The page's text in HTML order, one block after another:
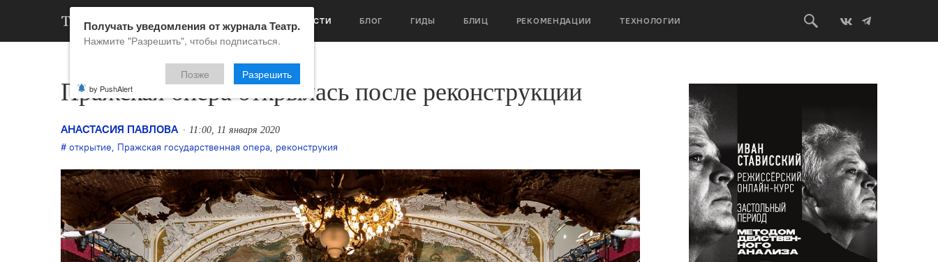
НОВОСТИ БЛОГ ГИДЫ БЛИЦ РЕКОМЕНДАЦИИ ТЕХНОЛОГИИ
Пражская опера открылась после реконструкции
АНАСТАСИЯ ПАВЛОВА 11:00, 11 января 2020
открытие, Пражская государственная опера, реконструкия
Получать уведомления от журнала Театр.
Нажмите "Разрешить", чтобы подписаться.
Позже Разрешить
by PushAlert